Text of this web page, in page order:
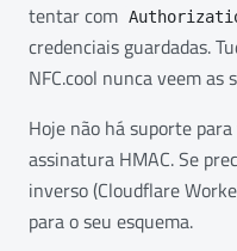
tentar com
credenciais guardadas.
NFC.cool nunca veem as
Hoje não há suporte
assinatura HMAC. Se
inverso (Cloudflare
para o seu esquema.